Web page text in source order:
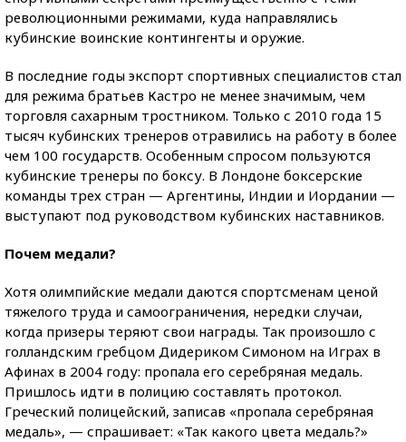
революционными режимами, куда направлялись
кубинские воинские контингенты и оружие.
В последние годы экспорт спортивных специалистов стал
для режима братьев Кастро не менее значимым, чем
торговля сахарным тростником. Только с 2010 года 15
тысяч кубинских тренеров отравились на работу в более
чем 100 государств. Особенным спросом пользуются
кубинские тренеры по боксу. В Лондоне боксерские
команды трех стран — Аргентины, Индии и Иордании —
выступают под руководством кубинских наставников.
Почем медали?
Хотя олимпийские медали даются спортсменам ценой
тяжелого труда и самоограничения, нередки случаи,
когда призеры теряют свои награды. Так произошло с
голландским гребцом Дидериком Симоном на Играх в
Афинах в 2004 году: пропала его серебряная медаль.
Пришлось идти в полицию составлять протокол.
Греческий полицейский, записав «пропала серебряная
медаль», — спрашивает: «Так какого цвета медаль?»